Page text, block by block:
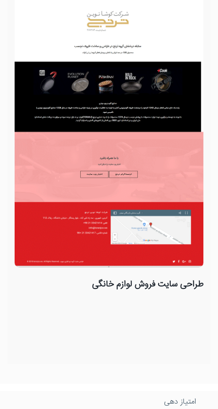
طراحی سایت فروش لوازم خانگی
امتیاز دهی